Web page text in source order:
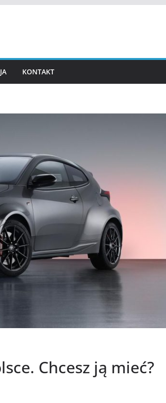
KONTAKT
Chcesz ją mieć?